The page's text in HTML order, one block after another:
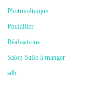
Photovoltaïque
Poulailler
Réalisations
Salon Salle à manger
sdb